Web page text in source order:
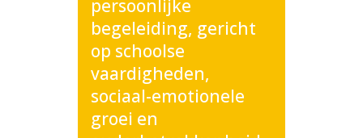
persoonlijke
begeleiding, gericht
op schoolse
vaardigheden,
sociaal-emotionele
groei en